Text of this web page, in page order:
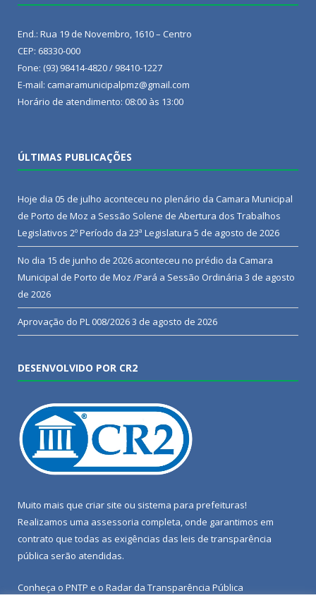
End.: Rua 19 de Novembro, 1610 – Centro
CEP: 68330-000
Fone: (93) 98414-4820 / 98410-1227
E-mail: camaramunicipalpmz@gmail.com
Horário de atendimento: 08:00 às 13:00
ÚLTIMAS PUBLICAÇÕES
Hoje dia 05 de julho aconteceu no plenário da Camara Municipal
de Porto de Moz a Sessão Solene de Abertura dos Trabalhos
Legislativos 2º Período da 23ª Legislatura 5 de agosto de 2026
No dia 15 de junho de 2026 aconteceu no prédio da Camara
Municipal de Porto de Moz /Pará a Sessão Ordinária 3 de agosto
de 2026
Aprovação do PL 008/20263 de agosto de 2026
DESENVOLVIDO POR CR2
Muito mais que criar site ou sistema para prefeituras!
Realizamos uma assessoria completa, onde garantimos em
contrato que todas as exigências das leis de transparência
pública serão atendidas.
Conheça o PNTP e o Radar da Transparência Pública